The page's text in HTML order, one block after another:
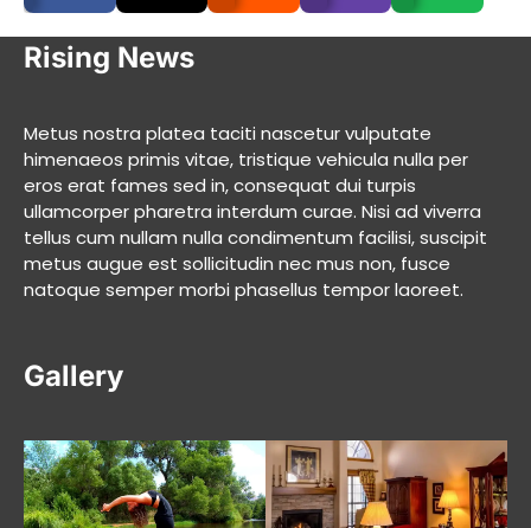
Rising News
Metus nostra platea taciti nascetur vulputate
himenaeos primis vitae, tristique vehicula nulla per
eros erat fames sed in, consequat dui turpis
ullamcorper pharetra interdum curae. Nisi ad viverra
tellus cum nullam nulla condimentum facilisi, suscipit
metus augue est sollicitudin nec mus non, fusce
natoque semper morbi phasellus tempor laoreet.
Gallery